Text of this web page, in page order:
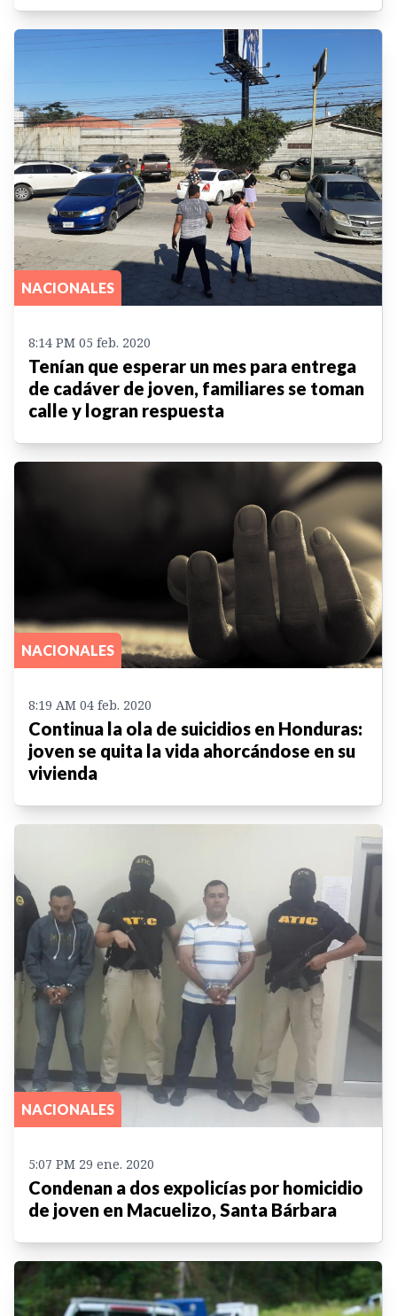
NACIONALES
8:14 PM 05 feb. 2020
Tenían que esperar un mes para entrega
de cadáver de joven, familiares se toman
calle y logran respuesta
NACIONALES
8:19 AM 04 feb. 2020
Continua la ola de suicidios en Honduras:
joven se quita la vida ahorcándose en su
vivienda
NACIONALES
5:07 PM 29 ene. 2020
Condenan a dos expolicías por homicidio
de joven en Macuelizo, Santa Bárbara